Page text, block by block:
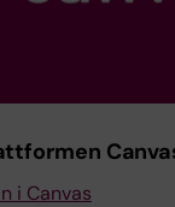
i Canvas